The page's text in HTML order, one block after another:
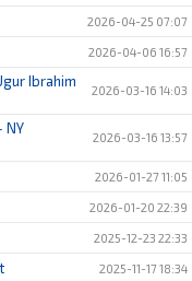
2026-04-25 07:07
2026-04-06 16:57
Ibrahim
2026-03-16 14:03
NY
2026-03-16 13:57
2026-01-27 11:05
2026-01-20 22:39
2025-12-23 22:33
2025-11-17 18:34